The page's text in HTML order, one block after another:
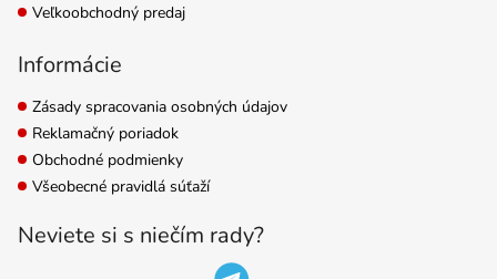
Veľkoobchodný predaj
Informácie
Zásady spracovania osobných údajov
Reklamačný poriadok
Obchodné podmienky
Všeobecné pravidlá súťaží
Neviete si s niečím rady?